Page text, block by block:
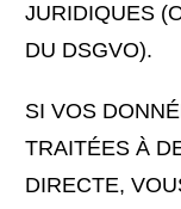
JURIDIQUES
DU DSGVO).
SI VOS
TRAITÉES À
DIRECTE,